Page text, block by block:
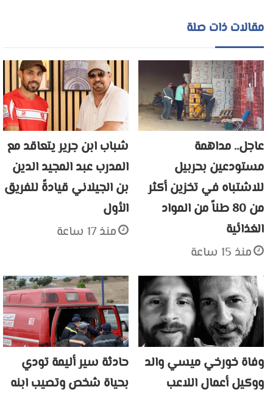
مقالات ذات صلة
عاجل.. مداهمة
مستودعين بحربيل
للاشتباه في تخزين أكثر
من 80 طناً من المواد
الغذائية
منذ 15 ساعة
شباب ابن جرير يتعاقد مع
المدرب عبد المجيد الدين
بن الجيلاني قيادةً للفريق
الأول
منذ 17 ساعة
وفاة خورخي ميسي والد
ووكيل أعمال اللاعب
حادثة سير أليمة تودي
بحياة شخص وتصيب ابنه